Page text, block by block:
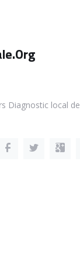
Diagnostic local de